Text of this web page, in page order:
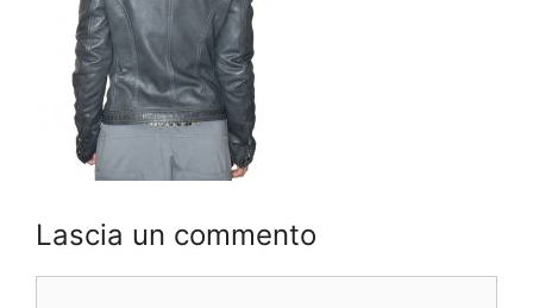
Lascia un commento